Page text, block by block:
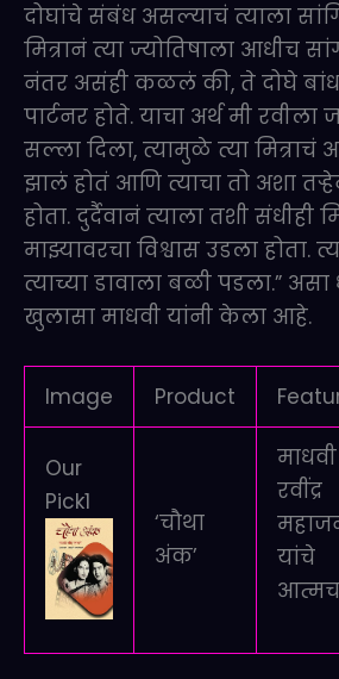
दोघांचे संबंध असल्याचं त्याला
मित्रानं त्या ज्योतिषाला आधीच
नंतर असंही कळलं की, ते दोघे
पार्टनर होते. याचा अर्थ मी रवीला
सल्ला दिला, त्यामुळे त्या
झालं होतं आणि त्याचा तो अशा
होता. दुर्दैवानं त्याला तशी संधीही
माझ्यावरचा विश्वास उडला होता.
त्याच्या डावाला बळी पडला.”
खुलासा माधवी यांनी केला आहे.
Image Product
Our
Pick1
‘चौथा
अंक’
माधवी
रवींद्र
यांचे